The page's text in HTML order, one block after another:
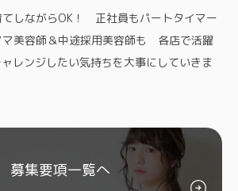
しながらOK！ 正社員もパートタイマー
美容師＆中途採用美容師も 各店で活躍
レンジしたい気持ちを大事にしていきま
募集要項一覧へ